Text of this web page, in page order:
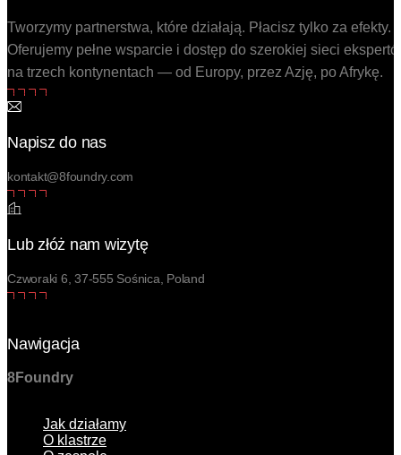
Tworzymy partnerstwa, które działają. Płacisz tylko za efekty.
Oferujemy pełne wsparcie i dostęp do szerokiej sieci
na trzech kontynentach — od Europy, przez Azję, po Afrykę.
Napisz do nas
kontakt@8foundry.com
Lub złóż nam wizytę
Czworaki 6, 37-555 Sośnica, Poland
Nawigacja
8Foundry
Jak działamy
O klastrze